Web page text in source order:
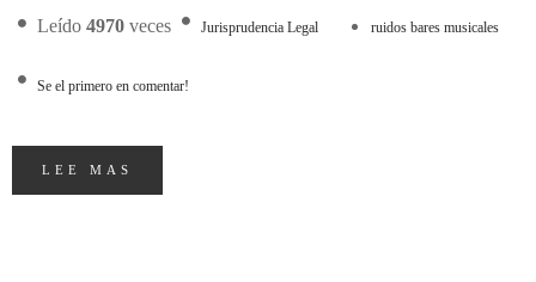
Leído 4970 veces Jurisprudencia Legal ruidos bares musicales
Se el primero en comentar!
LEE MAS